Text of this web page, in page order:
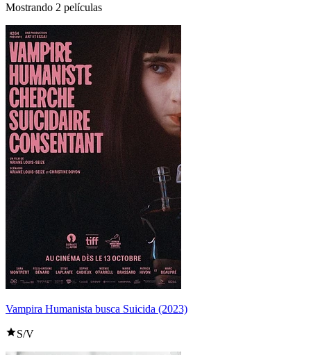
Mostrando 2 películas
Vampira Humanista busca Suicida (2023)
S/V